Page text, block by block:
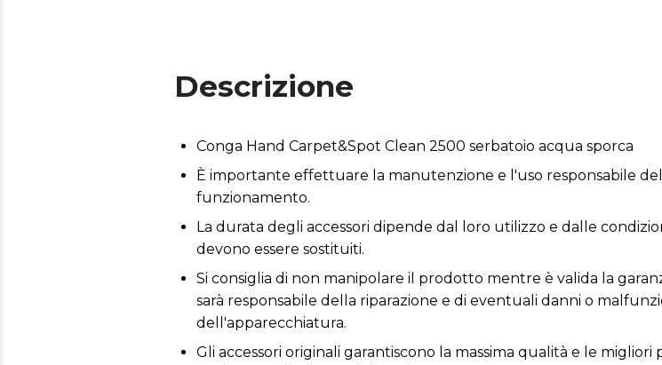
Descrizione
Conga Hand Carpet&Spot Clean 2500 serbatoio acqua sporca
È importante effettuare la manutenzione e l'uso responsabile
funzionamento.
La durata degli accessori dipende dal loro utilizzo e dalle
devono essere sostituiti.
Si consiglia di non manipolare il prodotto mentre è valida la
sarà responsabile della riparazione e di eventuali danni o
dell'apparecchiatura.
Gli accessori originali garantiscono la massima qualità e le